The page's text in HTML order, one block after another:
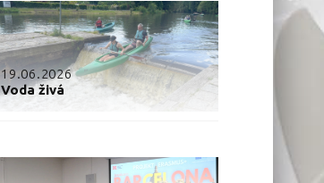
19.06.2026
Voda živá